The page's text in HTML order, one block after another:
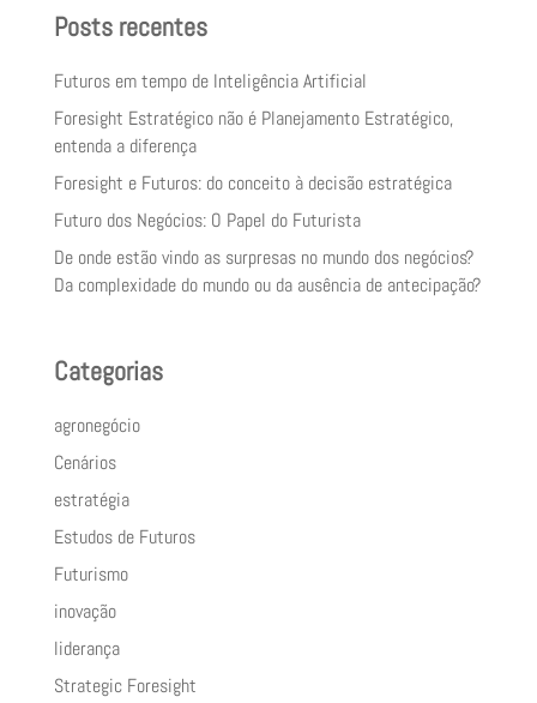
Posts recentes
Futuros em tempo de Inteligência Artificial
Foresight Estratégico não é Planejamento Estratégico,
entenda a diferença
Foresight e Futuros: do conceito à decisão estratégica
Futuro dos Negócios: O Papel do Futurista
De onde estão vindo as surpresas no mundo dos negócios?
Da complexidade do mundo ou da ausência de antecipação?
Categorias
agronegócio
Cenários
estratégia
Estudos de Futuros
Futurismo
inovação
liderança
Strategic Foresight